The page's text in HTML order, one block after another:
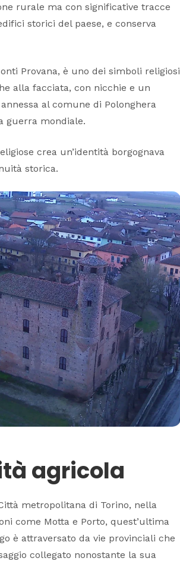
rurale ma con significative tracce
storici del paese, e conserva
Provana, è uno dei simboli religiosi
alla facciata, con nicchie e un
al comune di Polonghera
guerra mondiale.
crea un’identità borgognava
storica.
agricola
metropolitana di Torino, nella
come Motta e Porto, quest’ultima
è attraversato da vie provinciali che
collegato nonostante la sua